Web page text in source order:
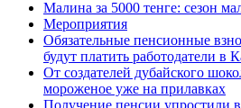
Малина за 5000 тенге: сезон
Мероприятия
Обязательные пенсионные
будут платить работодатели в
От создателей дубайского
мороженое уже на прилавках